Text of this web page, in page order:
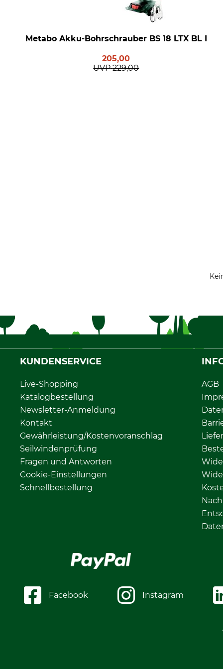
Metabo Akku-Bohrschrauber BS 18 LTX BL I
205,00
UVP 229,00
KUNDENSERVICE
Live-Shopping
Katalogbestellung
Newsletter-Anmeldung
Kontakt
Gewährleistung/Kostenvoranschlag
Seilwindenprüfung
Fragen und Antworten
Cookie-Einstellungen
Schnellbestellung
AGB
Facebook Instagram